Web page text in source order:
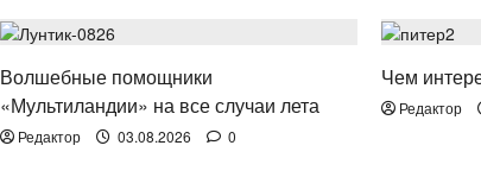
Волшебные помощники
«Мультиландии» на все случаи лета
Редактор 03.08.2026 0
Чем
Редактор